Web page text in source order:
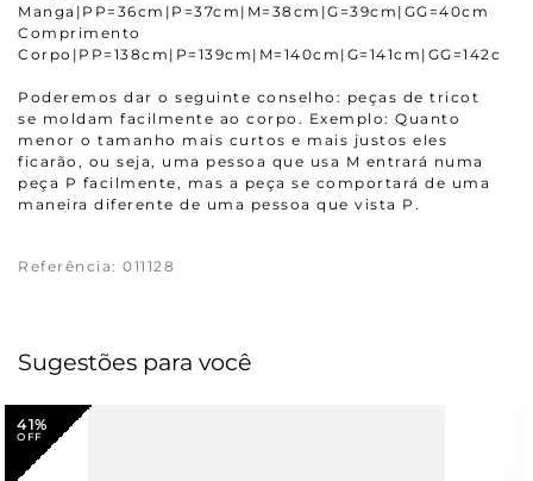
Manga|PP=36cm|P=37cm|M=38cm|G=39cm|GG=40cm
Comprimento
Corpo|PP=138cm|P=139cm|M=140cm|G=141cm|GG=142cm
Poderemos dar o seguinte conselho: peças de tricot
se moldam facilmente ao corpo. Exemplo: Quanto
menor o tamanho mais curtos e mais justos eles
ficarão, ou seja, uma pessoa que usa M entrará numa
peça P facilmente, mas a peça se comportará de uma
maneira diferente de uma pessoa que vista P.
Referência: 011128
Sugestões para você
41%